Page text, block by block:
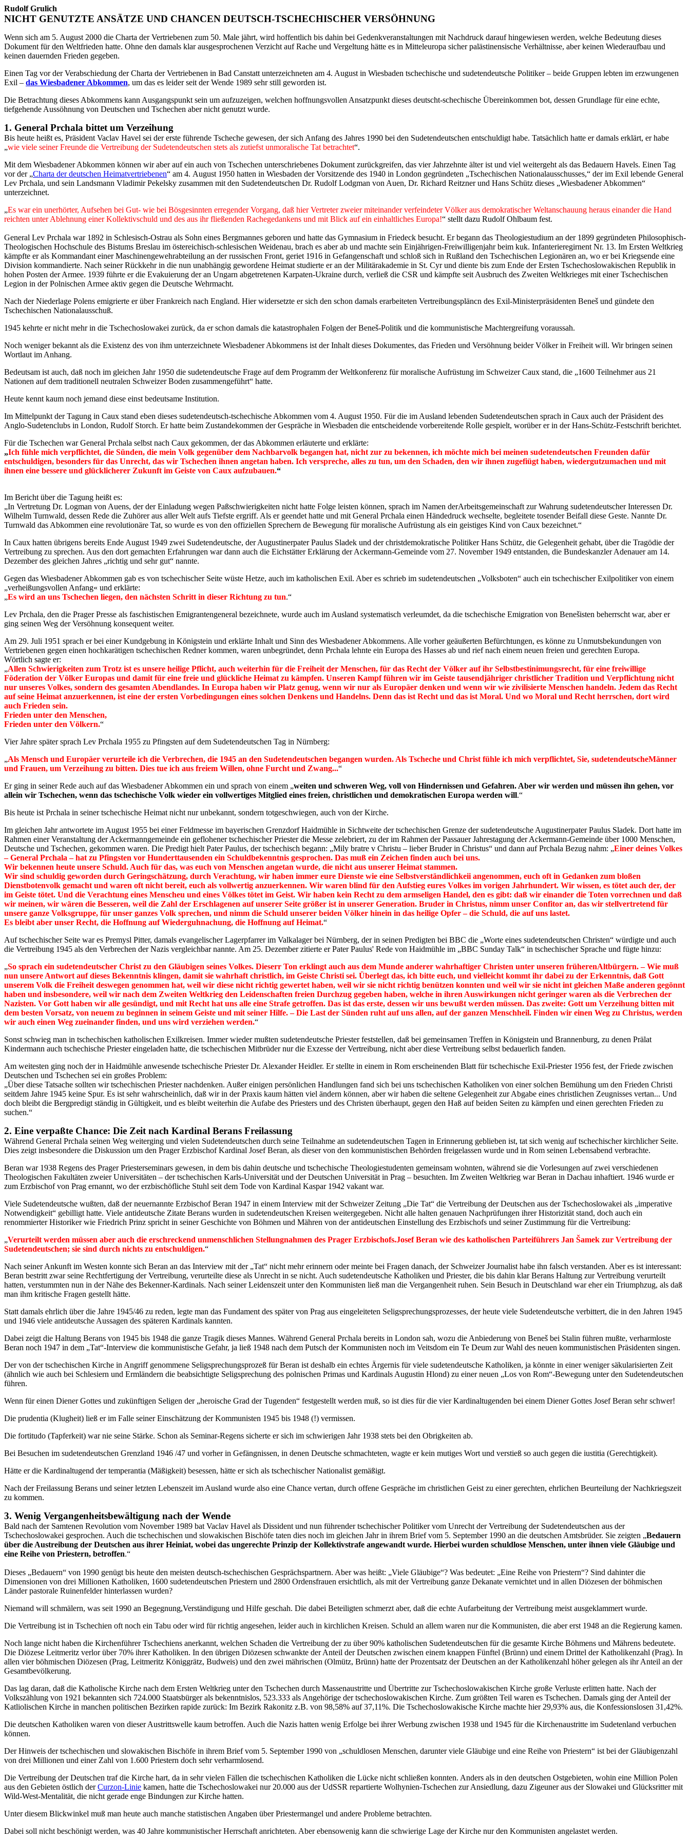
Rudolf Grulich
NICHT GENUTZTE ANSÄTZE UND CHANCEN DEUTSCH-TSCHECHISCHER VERSÖHNUNG
Wenn sich am 5. August 2000 die Charta der Vertriebenen zum 50. Male jährt, wird hoffentlich bis dahin bei Gedenkveranstaltungen mit Nachdruck darauf hingewiesen werden, welche Bedeutung dieses
Dokument für den Weltfrieden hatte. Ohne den damals klar ausgesprochenen Verzicht auf Rache und Vergeltung hätte es in Mitteleuropa sicher palästinensische Verhältnisse, aber keinen Wiederaufbau und
keinen dauernden Frieden gegeben.
Einen Tag vor der Verabschiedung der Charta der Vertriebenen in Bad Canstatt unterzeichneten am 4. August in Wiesbaden tschechische und sudetendeutsche Politiker – beide Gruppen lebten im erzwungenen
Exil – das Wiesbadener Abkommen, um das es leider seit der Wende 1989 sehr still geworden ist.
Die Betrachtung dieses Abkommens kann Ausgangspunkt sein um aufzuzeigen, welchen hoffnungsvollen Ansatzpunkt dieses deutscht-schechische Übereinkommen bot, dessen Grundlage für eine echte,
tiefgehende Aussöhnung von Deutschen und Tschechen aber nicht genutzt wurde.
1. General Prchala bittet um Verzeihung
Bis heute heißt es, Präsident Vaclav Havel sei der erste führende Tscheche gewesen, der sich Anfang des Jahres 1990 bei den Sudetendeutschen entschuldigt habe. Tatsächlich hatte er damals erklärt, er habe
„wie viele seiner Freunde die Vertreibung der Sudetendeutschen stets als zutiefst unmoralische Tat betrachtet“.
Mit dem Wiesbadener Abkommen können wir aber auf ein auch von Tschechen unterschriebenes Dokument zurückgreifen, das vier Jahrzehnte älter ist und viel weitergeht als das Bedauern Havels. Einen Tag
vor der „Charta der deutschen Heimatvertriebenen“ am 4. August 1950 hatten in Wiesbaden der Vorsitzende des 1940 in London gegründeten „Tschechischen Nationalausschusses,“ der im Exil lebende General
Lev Prchala, und sein Landsmann Vladimir Pekelsky zusammen mit den Sudetendeutschen Dr. Rudolf Lodgman von Auen, Dr. Richard Reitzner und Hans Schütz dieses „Wiesbadener Abkommen“
unterzeichnet.
„Es war ein unerhörter, Aufsehen bei Gut- wie bei Bösgesinnten erregender Vorgang, daß hier Vertreter zweier miteinander verfeindeter Völker aus demokratischer Weltanschauung heraus einander die Hand
reichten unter Ablehnung einer Kollektivschuld und des aus ihr fließenden Rachegedankens und mit Blick auf ein einhaltliches Europa!“ stellt dazu Rudolf Ohlbaum fest.
General Lev Prchala war 1892 in Schlesisch-Ostrau als Sohn eines Bergmannes geboren und hatte das Gymnasium in Friedeck besucht. Er begann das Theologiestudium an der 1899 gegründeten Philosophisch-
Theologischen Hochschule des Bistums Breslau im östereichisch-schlesischen Weidenau, brach es aber ab und machte sein Einjährigen-Freiwilligenjahr beim kuk. Infanterieregirnent Nr. 13. Im Ersten Weltkrieg
kämpfte er als Kommandant einer Maschinengewehrabteilung an der russischen Front, geriet 1916 in Gefangenschaft und schloß sich in Rußland den Tschechischen Legionären an, wo er bei Kriegsende eine
Division kommandierte. Nach seiner Rückkehr in die nun unabhängig gewordene Heimat studierte er an der Militärakademie in St. Cyr und diente bis zum Ende der Ersten Tschechoslowakischen Republik in
hohen Posten der Armee. 1939 führte er die Evakuierung der an Ungarn abgetretenen Karpaten-Ukraine durch, verließ die CSR und kämpfte seit Ausbruch des Zweiten Weltkrieges mit einer Tschechischen
Legion in der Polnischen Armee aktiv gegen die Deutsche Wehrmacht.
Nach der Niederlage Polens emigrierte er über Frankreich nach England. Hier widersetzte er sich den schon damals erarbeiteten Vertreibungspläncn des Exil-Ministerpräsidenten Beneš und gündete den
Tschechischen Nationalausschuß.
1945 kehrte er nicht mehr in die Tschechoslowakei zurück, da er schon damals die katastrophalen Folgen der Beneš-Politik und die kommunistische Machtergreifung voraussah.
Noch weniger bekannt als die Existenz des von ihm unterzeichnete Wiesbadener Abkommens ist der Inhalt dieses Dokumentes, das Frieden und Versöhnung beider Völker in Freiheit will. Wir bringen seinen
Wortlaut im Anhang.
Bedeutsam ist auch, daß noch im gleichen Jahr 1950 die sudetendeutsche Frage auf dem Programm der Weltkonferenz für moralische Aufrüstung im Schweizer Caux stand, die „1600 Teilnehmer aus 21
Nationen auf dem traditionell neutralen Schweizer Boden zusammengeführt“ hatte.
Heute kennt kaum noch jemand diese einst bedeutsame Institution.
Im Mittelpunkt der Tagung in Caux stand eben dieses sudetendeutsch-tschechische Abkommen vom 4. August 1950. Für die im Ausland lebenden Sudetendeutschen sprach in Caux auch der Präsident des
Anglo-Sudetenclubs in London, Rudolf Storch. Er hatte beim Zustandekommen der Gespräche in Wiesbaden die entscheidende vorbereitende Rolle gespielt, worüber er in der Hans-Schütz-Festschrift berichtet.
Für die Tschechen war General Prchala selbst nach Caux gekommen, der das Abkommen erläuterte und erklärte:
„Ich fühle mich verpflichtet, die Sünden, die mein Volk gegenüber dem Nachbarvolk begangen hat, nicht zur zu bekennen, ich möchte mich bei meinen sudetendeutschen Freunden dafür
entschuldigen, besonders für das Unrecht, das wir Tschechen ihnen angetan haben. Ich verspreche, alles zu tun, um den Schaden, den wir ihnen zugefiügt haben, wiedergutzumachen und mit
ihnen eine bessere und glücklicherer Zukunft im Geiste von Caux aufzubauen.“
Im Bericht über die Tagung heißt es:
„In Vertretung Dr. Logman von Auens, der der Einladung wegen Paßschwierigkeiten nicht hatte Folge leisten können, sprach im Namen derArbeitsgemeinschaft zur Wahrung sudetendeutscher Interessen Dr.
Wilhelm Turnwald, dessen Rede die Zuhörer aus aller Welt aufs Tiefste ergriff. Als er geendet hatte und mit General Prchala einen Händedruck wechselte, begleitete tosender Beifall diese Geste. Nannte Dr.
Turnwald das Abkommen eine revolutionäre Tat, so wurde es von den offiziellen Sprechern de Bewegung für moralische Aufrüstung als ein geistiges Kind von Caux bezeichnet.“
In Caux hatten übrigens bereits Ende August 1949 zwei Sudetendeutsche, der Augustinerpater Paulus Sladek und der christdemokratische Politiker Hans Schütz, die Gelegenheit gehabt, über die Tragödie der
Vertreibung zu sprechen. Aus den dort gemachten Erfahrungen war dann auch die Eichstätter Erklärung der Ackermann-Gemeinde vom 27. November 1949 entstanden, die Bundeskanzler Adenauer am 14.
Dezember des gleichen Jahres „richtig und sehr gut“ nannte.
Gegen das Wiesbadener Abkommen gab es von tschechischer Seite wüste Hetze, auch im katholischen Exil. Aber es schrieb im sudetendeutschen „Volksboten“ auch ein tschechischer Exilpolitiker von einem
„verheißungsvollen Anfang« und erklärte:
„Es wird an uns Tschechen liegen, den nächsten Schritt in dieser Richtung zu tun.“
Lev Prchala, den die Prager Presse als faschistischen Emigrantengeneral bezeichnete, wurde auch im Ausland systematisch verleumdet, da die tschechische Emigration von Benešisten beherrscht war, aber er
ging seinen Weg der Versöhnung konsequent weiter.
Am 29. Juli 1951 sprach er bei einer Kundgebung in Königstein und erklärte Inhalt und Sinn des Wiesbadener Abkommens. Alle vorher geäußerten Befürchtungen, es könne zu Unmutsbekundungen von
Vertriebenen gegen einen hochkarätigen tschechischen Redner kommen, waren unbegründet, denn Prchala lehnte ein Europa des Hasses ab und rief nach einem neuen freien und gerechten Europa.
Wörtlich sagte er:
„Allen Schwierigkeiten zum Trotz ist es unsere heilige Pflicht, auch weiterhin für die Freiheit der Menschen, für das Recht der Völker auf ihr Selbstbestinimungsrecht, für eine freiwillige
Föderation der Völker Europas und damit für eine freie und glückliche Heimat zu kämpfen. Unseren Kampf führen wir im Geiste tausendjähriger christlicher Tradition und Verpflichtung nicht
nur unseres Volkes, sondern des gesamten Abendlandes. In Europa haben wir Platz genug, wenn wir nur als Europäer denken und wenn wir wie zivilisierte Menschen handeln. Jedem das Recht
auf seine Heimat anzuerkennen, ist eine der ersten Vorbedingungen eines solchen Denkens und Handelns. Denn das ist Recht und das ist Moral. Und wo Moral und Recht herrschen, dort wird
auch Frieden sein.
Frieden unter den Menschen,
Frieden unter den Völkern.“
Vier Jahre später sprach Lev Prchala 1955 zu Pfingsten auf dem Sudetendeutschen Tag in Nürnberg:
„Als Mensch und Europäer verurteile ich die Verbrechen, die 1945 an den Sudetendeutschen begangen wurden. Als Tscheche und Christ fühle ich mich verpflichtet, Sie, sudetendeutscheMänner
und Frauen, um Verzeihung zu bitten. Dies tue ich aus freiem Willen, ohne Furcht und Zwang...“
Er ging in seiner Rede auch auf das Wiesbadener Abkommen ein und sprach von einem „weiten und schweren Weg, voll von Hindernissen und Gefahren. Aber wir werden und müssen ihn gehen, vor
allein wir Tschechen, wenn das tschechische Volk wieder ein vollwertiges Mitglied eines freien, christlichen und demokratischen Europa werden will.“
Bis heute ist Prchala in seiner tschechische Heimat nicht nur unbekannt, sondern totgeschwiegen, auch von der Kirche.
Im gleichen Jahr antwortete im August 1955 bei einer Feldmesse im bayerischen Grenzdorf Haidmühle in Sichtweite der tschechischen Grenze der sudetendeutsche Augustinerpater Paulus Sladek. Dort hatte im
Rahmen einer Veranstaltung der Ackermanngemeinde ein geflohener tschechischer Priester die Messe zelebriert, zu der im Rahmen der Passauer Jahrestagung der Ackermann-Gemeinde über 1000 Menschen,
Deutsche und Tschechen, gekommen waren. Die Predigt hielt Pater Paulus, der tschechisch begann: „Mily bratre v Christu – lieber Bruder in Christus“ und dann auf Prchala Bezug nahm: „Einer deines Volkes
– General Prchala – hat zu Pfingsten vor Hunderttausenden ein Schuldbekenntnis gesprochen. Das muß ein Zeichen finden auch bei uns.
Wir bekennen heute unsere Schuld. Auch für das, was euch von Menschen angetan wurde, die nicht aus unserer Heimat stammen.
Wir sind schuldig geworden durch Geringschätzung, durch Verachtung, wir haben immer eure Dienste wie eine Selbstverständlichkeii angenommen, euch oft in Gedanken zum bloßen
Dienstbotenvolk gemacht und waren oft nicht bereit, euch als vollwertig anzuerkennen. Wir waren blind für den Aufstieg eures Volkes im vorigen Jahrhundert. Wir wissen, es tötet auch der, der
im Geiste tötet. Und die Verachtung eines Menscheu und eines Völkes tötet im Geist. Wir haben kein Recht zu dem armseligen Handel, den es gibt: daß wir einander die Toten vorrechnen und daß
wir meinen, wir wären die Besseren, weil die Zahl der Erschlagenen auf unserer Seite größer ist in unserer Generation. Bruder in Christus, nimm unser Confitor an, das wir stellvertretend für
unsere ganze Volksgruppe, für unser ganzes Volk sprechen, und nimm die Schuld unserer beiden Völker hinein in das heilige Opfer – die Schuld, die auf uns lastet.
Es bleibt aber unser Recht, die Hoffnung auf Wiederguhnachung, die Hoffnung auf Heimat.“
Auf tschechischer Seite war es Premysl Pitter, damals evangelischer Lagerpfarrer im Valkalager bei Nürnberg, der in seinen Predigten bei BBC die „Worte eines sudetendeutschen Christen“ würdigte und auch
die Vertreibung 1945 als den Verbrechen der Nazis vergleichbar nannte. Am 25. Dezember zitierte er Pater Paulus' Rede von Haidmühle im „BBC Sunday Talk“ in tschechischer Sprache und fügte hinzu:
„So sprach ein sudetendeutscher Christ zu den Gläubigen seines Volkes. Dieserr Ton erklingt auch aus dem Munde anderer wahrhaftiger Christen unter unseren früherenAltbürgern. – Wie muß
nun unsere Antwort auf dieses Bekenntnis klingen, damit sie wahrhaft christlich, im Geiste Christi sei. Überlegt das, ich bitte euch, und vielleicht kommt ihr dabei zu der Erkenntnis, daß Gott
unserem Volk die Freiheit deswegen genommen hat, weil wir diese nicht richtig gewertet haben, weil wir sie nicht richtig benützen konnten und weil wir sie nicht int gleichen Maße anderen gegönnt
haben und insbesondere, weil wir nach dem Zweiten Weltkrieg den Leidenschaften freien Durchzug gegeben haben, welche in ihren Auswirkungen nicht geringer waren als die Verbrechen der
Nazisten. Vor Gott haben wir alle gesündigt, und mit Recht hat uns alle eine Strafe getroffen. Das ist das erste, dessen wir uns bewußt werden müssen. Das zweite: Gott um Verzeihung bitten mit
dem besten Vorsatz, von neuem zu beginnen in seinem Geiste und mit seiner Hilfe. – Die Last der Sünden ruht auf uns allen, auf der ganzen Menschheil. Finden wir einen Weg zu Christus, werden
wir auch einen Weg zueinander finden, und uns wird verziehen werden.“
Sonst schwieg man in tschechischen katholischen Exilkreisen. Immer wieder mußten sudetendeutsche Priester feststellen, daß bei gemeinsamen Treffen in Königstein und Brannenburg, zu denen Prälat
Kindermann auch tschechische Priester eingeladen hatte, die tschechischen Mitbrüder nur die Exzesse der Vertreibung, nicht aber diese Vertreibung selbst bedauerlich fanden.
Am weitesten ging noch der in Haidmühle anwesende tschechische Priester Dr. Alexander Heidler. Er stellte in einem in Rom erscheinenden Blatt für tschechische Exil-Priester 1956 fest, der Friede zwischen
Deutschen und Tschechen sei ein großes Problem:
„Über diese Tatsache sollten wir tschechischen Priester nachdenken. Außer einigen persönlichen Handlungen fand sich bei uns tschechischen Katholiken von einer solchen Bemühung um den Frieden Christi
seitdem Jahre 1945 keine Spur. Es ist sehr wahrscheinlich, daß wir in der Praxis kaum hätten viel ändern können, aber wir haben die seltene Gelegenheit zur Abgabe eines christlichen Zeugnisses vertan... Und
doch bleibt die Bergpredigt ständig in Gültigkeit, und es bleibt weiterhin die Aufabe des Priesters und des Christen überhaupt, gegen den Haß auf beiden Seiten zu kämpfen und einen gerechten Frieden zu
suchen.“
2. Eine verpaßte Chance: Die Zeit nach Kardinal Berans Freilassung
Während General Prchala seinen Weg weiterging und vielen Sudetendeutschen durch seine Teilnahme an sudetendeutschen Tagen in Erinnerung geblieben ist, tat sich wenig auf tschechischer kirchlicher Seite.
Dies zeigt insbesondere die Diskussion um den Prager Erzbischof Kardinal Josef Beran, als dieser von den kommunistischen Behörden freigelassen wurde und in Rom seinen Lebensabend verbrachte.
Beran war 1938 Regens des Prager Priesterseminars gewesen, in dem bis dahin deutsche und tschechische Theologiestudenten gemeinsam wohnten, während sie die Vorlesungen auf zwei verschiedenen
Theologischen Fakultäten zweier Universitäten – der tschechischen Karls-Universität und der Deutschen Universität in Prag – besuchten. Im Zweiten Weltkrieg war Beran in Dachau inhaftiert. 1946 wurde er
zum Erzbischof von Prag ernannt, wo der erzbischöfliche Stuhl seit dem Tode von Kardinal Kaspar 1942 vakant war.
Viele Sudetendeutsche wußten, daß der neuernannte Erzbischof Beran 1947 in einem Interview mit der Schweizer Zeitung „Die Tat“ die Vertreibung der Deutschen aus der Tschechoslowakei als „imperative
Notwendigkeit“ gebilligt hatte. Viele antideutsche Zitate Berans wurden in sudetendeutschen Kreisen weitergegeben. Nicht alle halten genauen Nachprüfungen ihrer Historizität stand, doch auch ein
renommierter Historiker wie Friedrich Prinz spricht in seiner Geschichte von Böhmen und Mähren von der antideutschen Einstellung des Erzbischofs und seiner Zustimmung für die Vertreibung:
„Verurteilt werden müssen aber auch die erschreckend unmenschlichen Stellungnahmen des Prager Erzbischofs.Josef Beran wie des katholischen Parteiführers Jan Šamek zur Vertreibung der
Sudetendeutschen; sie sind durch nichts zu entschuldigen.“
Nach seiner Ankunft im Westen konnte sich Beran an das Interview mit der „Tat“ nicht mehr erinnern oder meinte bei Fragen danach, der Schweizer Journalist habe ihn falsch verstanden. Aber es ist interessant:
Beran bestritt zwar seine Rechtfertigung der Vertreibung, verurteilte diese als Unrecht in se nicht. Auch sudetendeutsche Katholiken und Priester, die bis dahin klar Berans Haltung zur Vertreibung verurteilt
hatten, verstummten nun in der Nähe des Bekenner-Kardinals. Nach seiner Leidenszeit unter den Kommunisten ließ man die Vergangenheit ruhen. Sein Besuch in Deutschland war eher ein Triumphzug, als daß
man ihm kritische Fragen gestellt hätte.
Statt damals ehrlich über die Jahre 1945/46 zu reden, legte man das Fundament des später von Prag aus eingeleiteten Seligsprechungsprozesses, der heute viele Sudetendeutsche verbittert, die in den Jahren 1945
und 1946 viele antideutsche Aussagen des späteren Kardinals kannten.
Dabei zeigt die Haltung Berans von 1945 bis 1948 die ganze Tragik dieses Mannes. Während General Prchala bereits in London sah, wozu die Anbiederung von Beneš bei Stalin führen mußte, verharmloste
Beran noch 1947 in dem „Tat“-Interview die kommunistische Gefahr, ja ließ 1948 nach dem Putsch der Kommunisten noch im Veitsdom ein Te Deum zur Wahl des neuen kommunistischen Präsidenten singen.
Der von der tschechischen Kirche in Angriff genommene Seligsprechungsprozeß für Beran ist deshalb ein echtes Ärgernis für viele sudetendeutsche Katholiken, ja könnte in einer weniger säkularisierten Zeit
(ähnlich wie auch bei Schlesiern und Ermländern die beabsichtigte Seligsprechung des polnischen Primas und Kardinals Augustin Hlond) zu einer neuen „Los von Rom“-Bewegung unter den Sudetendeutschen
führen.
Wenn für einen Diener Gottes und zukünftigen Seligen der „heroische Grad der Tugenden“ festgestellt werden muß, so ist dies für die vier Kardinaltugenden bei einem Diener Gottes Josef Beran sehr schwer!
Die prudentia (Klugheit) ließ er im Falle seiner Einschätzung der Kommunisten 1945 bis 1948 (!) vermissen.
Die fortitudo (Tapferkeit) war nie seine Stärke. Schon als Seminar-Regens sicherte er sich im schwierigen Jahr 1938 stets bei den Obrigkeiten ab.
Bei Besuchen im sudetendeutschen Grenzland 1946 /47 und vorher in Gefängnissen, in denen Deutsche schmachteten, wagte er kein mutiges Wort und verstieß so auch gegen die iustitia (Gerechtigkeit).
Hätte er die Kardinaltugend der temperantia (Mäßigkeit) besessen, hätte er sich als tschechischer Nationalist gemäßigt.
Nach der Freilassung Berans und seiner letzten Lebenszeit im Ausland wurde also eine Chance vertan, durch offene Gespräche im christlichen Geist zu einer gerechten, ehrlichen Beurteilung der Nachkriegszeit
zu kommen.
3. Wenig Vergangenheitsbewältigung nach der Wende
Bald nach der Samtenen Revolution vom November 1989 bat Vaclav Havel als Dissident und nun führender tschechischer Politiker vom Unrecht der Vertreibung der Sudetendeutschen aus der
Tschechoslowakei gesprochen. Auch die tschechischen und slowakischen Bischöfe taten dies noch im gleichen Jahr in ihrem Brief vom 5. September 1990 an die deutschen Amtsbrüder. Sie zeigten „Bedauern
über die Austreibung der Deutschen aus ihrer Heiniat, wobei das ungerechte Prinzip der Kollektivstrafe angewandt wurde. Hierbei wurden schuldlose Menschen, unter ihnen viele Gläubige und
eine Reihe von Priestern, betroffen.“
Dieses „Bedauern“ von 1990 genügt bis heute den meisten deutsch-tschechischen Gesprächspartnern. Aber was heißt: „Viele Gläubige“? Was bedeutet: „Eine Reihe von Priestern“? Sind dahinter die
Dimensionen von drei Millionen Katholiken, 1600 sudetendeutschen Priestern und 2800 Ordensfrauen ersichtlich, als mit der Vertreibung ganze Dekanate vernichtet und in allen Diözesen der böhmischen
Länder pastorale Ruinenfelder hinterlassen wurden?
Niemand will schmälern, was seit 1990 an Begegnung,Verständigung und Hilfe geschah. Die dabei Beteiligten schmerzt aber, daß die echte Aufarbeitung der Vertreibung meist ausgeklammert wurde.
Die Vertreibung ist in Tschechien oft noch ein Tabu oder wird für richtig angesehen, leider auch in kirchlichen Kreisen. Schuld an allem waren nur die Kommunisten, die aber erst 1948 an die Regierung kamen.
Noch lange nicht haben die Kirchenführer Tschechiens anerkannt, welchen Schaden die Vertreibung der zu über 90% katholischen Sudetendeutschen für die gesamte Kirche Böhmens und Mährens bedeutete.
Die Diözese Leitmeritz verlor über 70% ihrer Katholiken. In den übrigen Diözesen schwankte der Anteil der Deutschen zwischen einem knappen Fünftel (Brünn) und einem Drittel der Katholikenzahl (Prag). In
allen vier böhmischen Diözesen (Prag, Leitmeritz Königgrätz, Budweis) und den zwei mährischen (Olmütz, Brünn) hatte der Prozentsatz der Deutschen an der Katholikenzahl höher gelegen als ihr Anteil an der
Gesamtbevölkerung.
Das lag daran, daß die Katholische Kirche nach dem Ersten Weltkrieg unter den Tschechen durch Massenaustritte und Übertritte zur Tschechoslowakischen Kirche große Verluste erlitten hatte. Nach der
Volkszählung von 1921 bekannten sich 724.000 Staatsbürger als bekenntnislos, 523.333 als Angehörige der tschechoslowakischen Kirche. Zum größten Teil waren es Tschechen. Damals ging der Anteil der
Katliolischen Kirche in manchen politischen Bezirken rapide zurück: Im Bezirk Rakonitz z.B. von 98,58% auf 37,11%. Die Tschechoslowakische Kirche machte hier 29,93% aus, die Konfessionslosen 31,42%.
Die deutschen Katholiken waren von dieser Austrittswelle kaum betroffen. Auch die Nazis hatten wenig Erfolge bei ihrer Werbung zwischen 1938 und 1945 für die Kirchenaustritte im Sudetenland verbuchen
können.
Der Hinweis der tschechischen und slowakischen Bischöfe in ihrem Brief vom 5. September 1990 von „schuldlosen Menschen, darunter viele Gläubige und eine Reihe von Priestern“ ist bei der Gläubigenzahl
von drei Millionen und einer Zahl von 1.600 Priestern doch sehr verharmlosend.
Die Vertreibung der Deutschen traf die Kirche hart, da in sehr vielen Fällen die tschechischen Katholiken die Lücke nicht schließen konnten. Anders als in den deutschen Ostgebieten, wohin eine Million Polen
aus den Gebieten östlich derCurzon-Linie kamen, hatte die Tschechoslowakei nur 20.000 aus der UdSSR repartierte Wolhynien-Tschechen zur Ansiedlung, dazu Zigeuner aus der Slowakei und Glücksritter mit
Wild-West-Mentalität, die nicht gerade enge Bindungen zur Kirche hatten.
Unter diesem Blickwinkel muß man heute auch manche statistischen Angaben über Priestermangel und andere Probleme betrachten.
Dabei soll nicht beschönigt werden, was 40 Jahre kommunistischer Herrschaft anrichteten. Aber ebensowenig kann die schwierige Lage der Kirche nur den Kommunisten angelastet werden.